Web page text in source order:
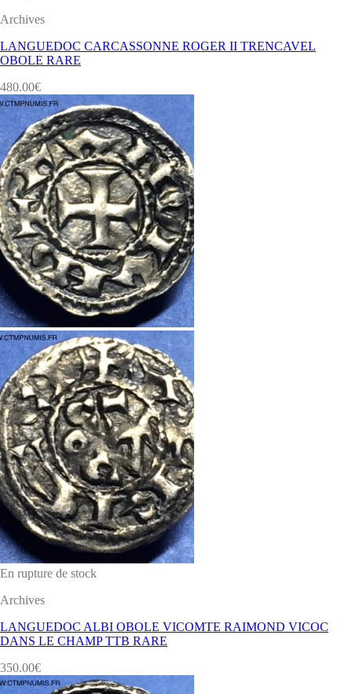
Archives
LANGUEDOC CARCASSONNE ROGER II TRENCAVEL
OBOLE RARE
480.00€
En rupture de stock
Archives
LANGUEDOC ALBI OBOLE VICOMTE RAIMOND VICOC
DANS LE CHAMP TTB RARE
350.00€